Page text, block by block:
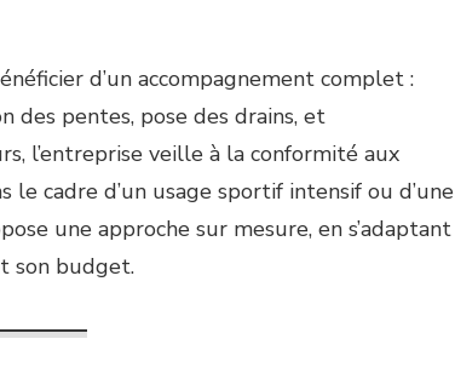
d’un accompagnement complet :
des pentes, pose des drains, et
l’entreprise veille à la conformité aux
le cadre d’un usage sportif intensif ou d’une
une approche sur mesure, en s’adaptant
son budget.